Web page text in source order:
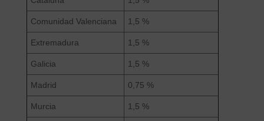
Comunidad Valenciana 1,5 %
Extremadura 1,5 %
Galicia 1,5 %
Madrid 0,75 %
Murcia 1,5 %